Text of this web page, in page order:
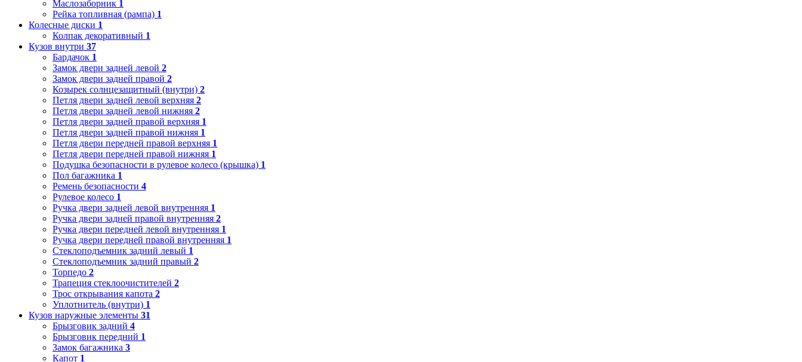
Маслозаборник 1
Рейка топливная (рампа) 1
Колесные диски 1
Колпак декоративный 1
Кузов внутри 37
Бардачок 1
Замок двери задней левой 2
Замок двери задней правой 2
Козырек солнцезащитный (внутри) 2
Петля двери задней левой верхняя 2
Петля двери задней левой нижняя 2
Петля двери задней правой верхняя 1
Петля двери задней правой нижняя 1
Петля двери передней правой верхняя 1
Петля двери передней правой нижняя 1
Подушка безопасности в рулевое колесо (крышка) 1
Пол багажника 1
Ремень безопасности 4
Рулевое колесо 1
Ручка двери задней левой внутренняя 1
Ручка двери задней правой внутренняя 2
Ручка двери передней левой внутренняя 1
Ручка двери передней правой внутренняя 1
Стеклоподъемник задний левый 1
Стеклоподъемник задний правый 2
Торпедо 2
Трапеция стеклоочистителей 2
Трос открывания капота 2
Уплотнитель (внутри) 1
Кузов наружные элементы 31
Брызговик задний 4
Брызговик передний 1
Замок багажника 3
Капот 1